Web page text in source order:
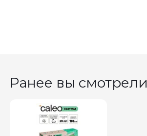
Ранее вы смотрели